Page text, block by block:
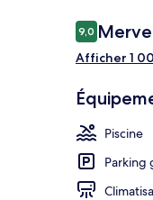
Avis
voyageurs
9,09,0 sur 10
Afficher 1
Piscine
Parking